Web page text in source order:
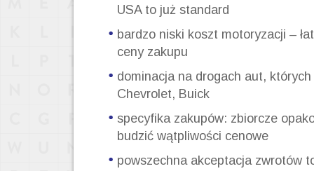
USA to już standard
bardzo niski koszt motoryzacji –
ceny zakupu
dominacja na drogach aut,
Chevrolet, Buick
specyfika zakupów: zbiorcze
budzić wątpliwości cenowe
powszechna akceptacja zwrotów